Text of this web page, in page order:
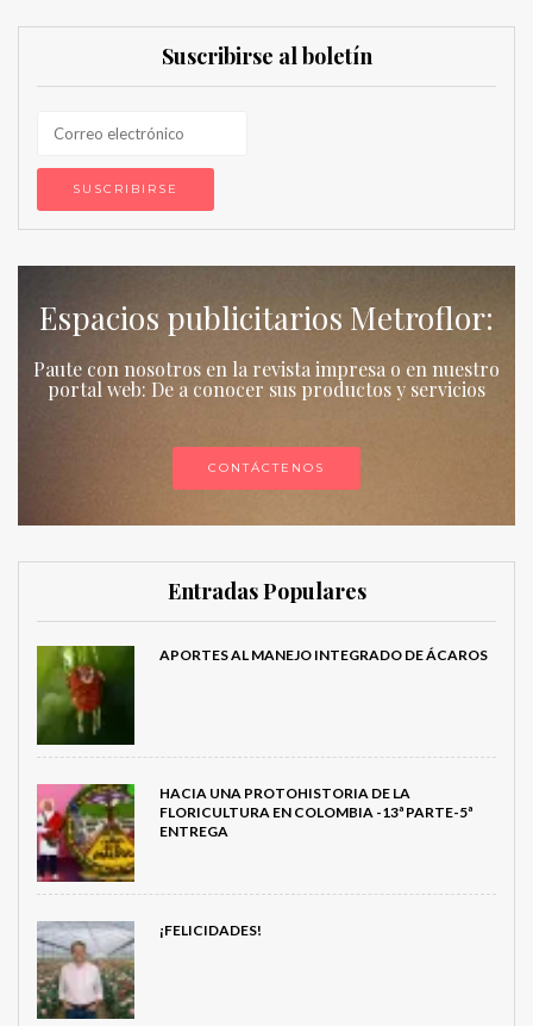
Suscribirse al boletín
Espacios publicitarios Metroflor:
Paute con nosotros en la revista impresa o en nuestro
portal web: De a conocer sus productos y servicios
CONTÁCTENOS
Entradas Populares
APORTES AL MANEJO INTEGRADO DE ÁCAROS
HACIA UNA PROTOHISTORIA DE LA
FLORICULTURA EN COLOMBIA -13ª PARTE-5ª
ENTREGA
¡FELICIDADES!